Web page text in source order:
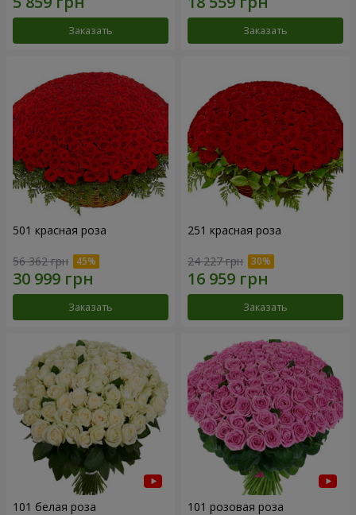
Заказать Заказать
501 красная роза
56 362 грн
Заказать
251 красная роза
24 227 грн
Заказать
101 белая роза 101 розовая роза